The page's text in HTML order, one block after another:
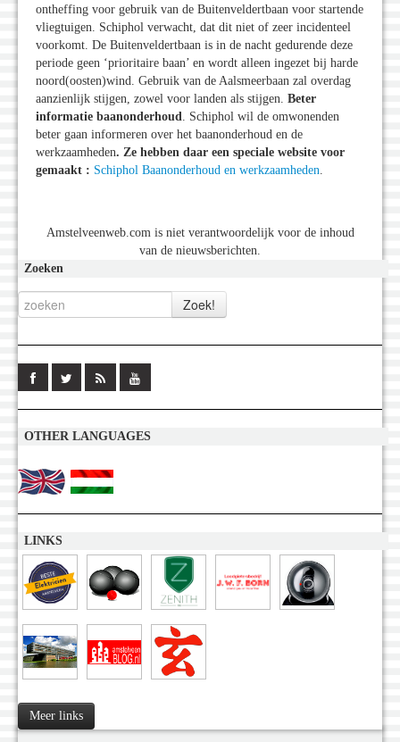
ontheffing voor gebruik van de Buitenveldertbaan voor startende
vliegtuigen. Schiphol verwacht, dat dit niet of zeer incidenteel
voorkomt. De Buitenveldertbaan is in de nacht gedurende deze
periode geen ‘prioritaire baan’ en wordt alleen ingezet bij harde
noord(oosten)wind. Gebruik van de Aalsmeerbaan zal overdag
aanzienlijk stijgen, zowel voor landen als stijgen. Beter
informatie baanonderhoud. Schiphol wil de omwonenden
beter gaan informeren over het baanonderhoud en de
werkzaamheden. Ze hebben daar een speciale website voor
gemaakt : Schiphol Baanonderhoud en werkzaamheden.
Amstelveenweb.com is niet verantwoordelijk voor de inhoud
van de nieuwsberichten.
Zoeken
OTHER LANGUAGES
LINKS
Meer links